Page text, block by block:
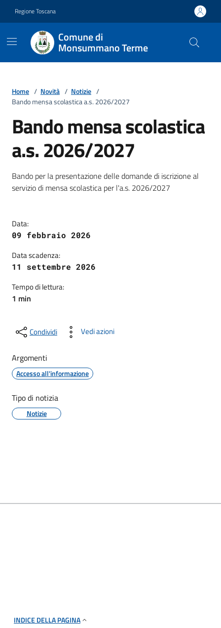
Regione Toscana
Comune di
Monsummano Terme
Home / Novità / Notizie /
Bando mensa scolastica a.s. 2026/2027
Bando mensa scolastica
a.s. 2026/2027
Dettagli della notizia
Bando per la presentazione delle domande di iscrizione al
servizio di mensa scolastica per l'a.s. 2026/2027
Data:
09 febbraio 2026
Data scadenza:
11 settembre 2026
Tempo di lettura:
1 min
Condividi Vedi azioni
Argomenti
Accesso all'informazione
Tipo di notizia
Notizie
INDICE DELLA PAGINA